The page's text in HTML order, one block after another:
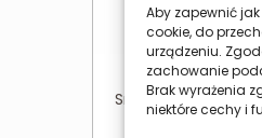
Aby zapewnić
cookie, do
urządzeniu.
zachowanie
Brak wyrażenia
niektóre cechy i
Krem do rąk
Smoothie
ml –